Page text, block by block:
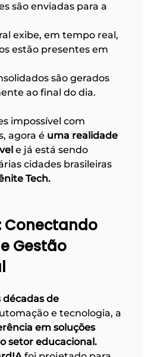
são enviadas para a
exibe, em tempo real,
estão presentes em
são gerados
ao final do dia.
impossível com
agora é uma realidade
e já está sendo
cidades brasileiras
Tech.
Conectando
Gestão
décadas de
e tecnologia, a
em soluções
setor educacional.